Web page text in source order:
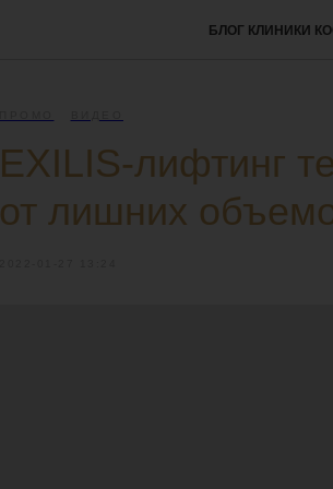
БЛОГ КЛИНИКИ
EXILIS-лифтинг
от лишних